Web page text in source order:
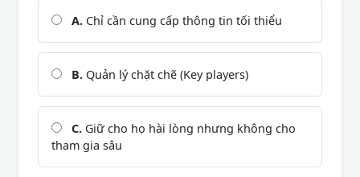
A. Chỉ cần cung cấp thông tin tối thiểu
B. Quản lý chặt chẽ (Key players)
C. Giữ cho họ hài lòng nhưng không cho
tham gia sâu